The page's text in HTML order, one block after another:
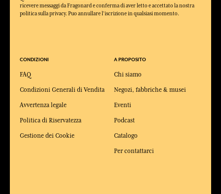
ricevere messaggi da Fragonard e conferma di aver letto e accettato la nostra
politica sulla privacy. Puo annullare l'iscrizione in qualsiasi momento.
CONDIZIONI
FAQ
Condizioni Generali di Vendita
Avvertenza legale
Politica di Riservatezza
Gestione dei Cookie
A PROPOSITO
Chi siamo
Negozi, fabbriche & musei
Eventi
Podcast
Catalogo
Per contattarci